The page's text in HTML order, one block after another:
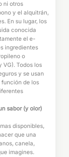
ni otros
y el alquitrán,
En su lugar, los
conocida
el e-
ingredientes
o
VG). Todos los
y se usan
de los
sabor (y olor)
disponibles,
que una
canela,
imagines.